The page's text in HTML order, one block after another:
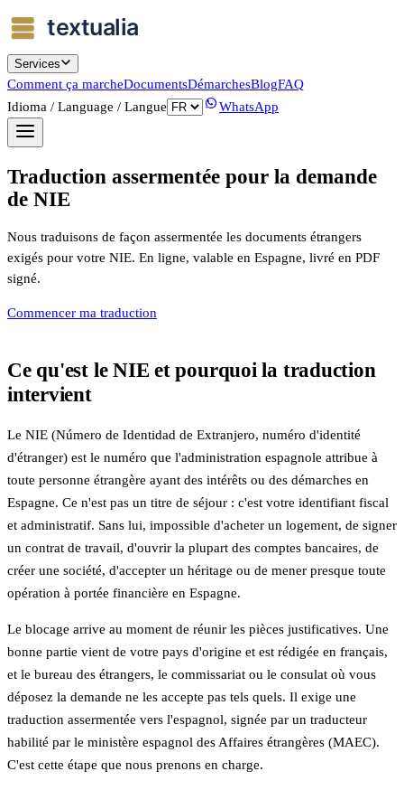
Services
Comment ça marcheDocumentsDémarchesBlogFAQ
Idioma / Language / Langue
WhatsApp
Traduction assermentée pour la demande
de NIE
Nous traduisons de façon assermentée les documents étrangers
exigés pour votre NIE. En ligne, valable en Espagne, livré en PDF
signé.
Commencer ma traduction
Ce qu'est le NIE et pourquoi la traduction
intervient
Le NIE (Número de Identidad de Extranjero, numéro d'identité
d'étranger) est le numéro que l'administration espagnole attribue à
toute personne étrangère ayant des intérêts ou des démarches en
Espagne. Ce n'est pas un titre de séjour : c'est votre identifiant fiscal
et administratif. Sans lui, impossible d'acheter un logement, de signer
un contrat de travail, d'ouvrir la plupart des comptes bancaires, de
créer une société, d'accepter un héritage ou de mener presque toute
opération à portée financière en Espagne.
Le blocage arrive au moment de réunir les pièces justificatives. Une
bonne partie vient de votre pays d'origine et est rédigée en français,
et le bureau des étrangers, le commissariat ou le consulat où vous
déposez la demande ne les accepte pas tels quels. Il exige une
traduction assermentée vers l'espagnol, signée par un traducteur
habilité par le ministère espagnol des Affaires étrangères (MAEC).
C'est cette étape que nous prenons en charge.